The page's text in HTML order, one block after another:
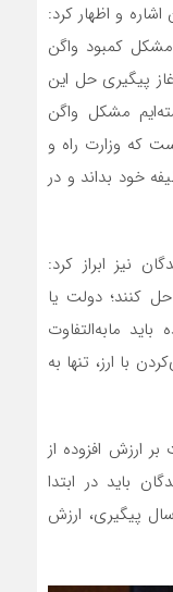
و اظهار کرد:
کمبود واگن
و 12 سال از آغاز پیگیری حل این
مشکل واگن
که وزارت راه و
خود بداند و در
نیز ابراز کرد:
کنند؛ دولت یا
مابه‌التفاوت
با ارز، تنها به
ارزش افزوده از
باید در ابتدا
پیگیری، ارزش